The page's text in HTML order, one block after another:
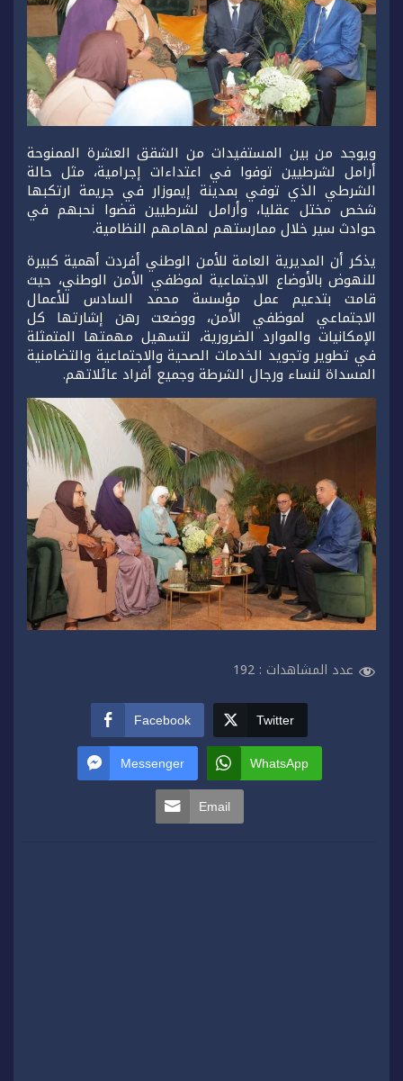
ويوجد من بين المستفيدات من الشقق العشرة الممنوحة
أرامل لشرطيين توفوا في اعتداءات إجرامية، مثل حالة
الشرطي الذي توفي بمدينة إيموزار في جريمة ارتكبها
شخص مختل عقليا، وأرامل لشرطيين قضوا نحبهم في
حوادث سير خلال ممارستهم لمهامهم النظامية.
يذكر أن المديرية العامة للأمن الوطني أفردت أهمية كبيرة
للنهوض بالأوضاع الاجتماعية لموظفي الأمن الوطني، حيث
قامت بتدعيم عمل مؤسسة محمد السادس للأعمال
الاجتماعي لموظفي الأمن، ووضعت رهن إشارتها كل
الإمكانيات والموارد الضرورية، لتسهيل مهمتها المتمثلة
في تطوير وتجويد الخدمات الصحية والاجتماعية والتضامنية
المسداة لنساء ورجال الشرطة وجميع أفراد عائلاتهم.
عدد المشاهدات : 192
Facebook Twitter
Messenger WhatsApp
Email